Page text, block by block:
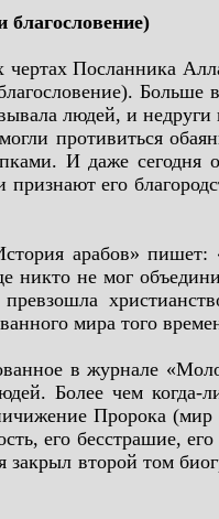
Посланника
Больше
людей, и
противиться
И даже
признают его
арабов» пишет:
никто не мог
мира того
в журнале
Более чем
Пророка (мир
его бесстрашие,
закрыл второй том